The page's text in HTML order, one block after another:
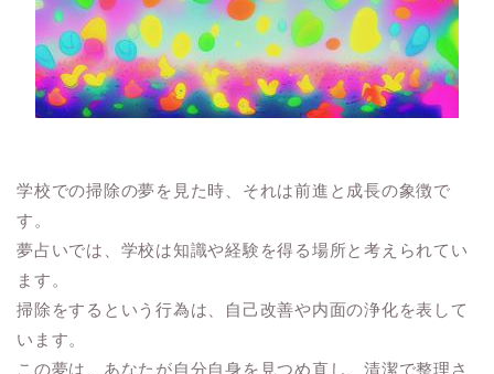
学校での掃除の夢を見た時、それは前進と成長の象徴で
す。
夢占いでは、学校は知識や経験を得る場所と考えられてい
ます。
掃除をするという行為は、自己改善や内面の浄化を表して
います。
この夢は、あなたが自分自身を見つめ直し、清潔で整理さ